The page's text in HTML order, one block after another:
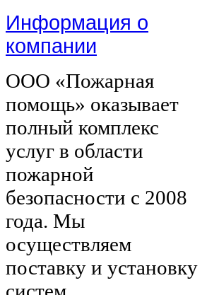
Информация о
компании
ООО «Пожарная
помощь» оказывает
полный комплекс
услуг в области
пожарной
безопасности с 2008
года. Мы
осуществляем
поставку и установку